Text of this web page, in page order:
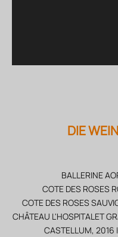
DIE
BALLERINE
COTE DES ROSES
COTE DES ROSES
CHÂTEAU L'HOSPITALET
CASTELLUM, 2016